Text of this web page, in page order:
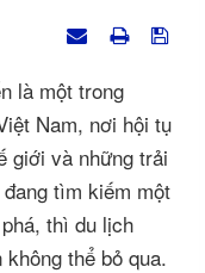
là một trong
Nam, nơi hội tụ
giới và những trải
tìm kiếm một
thì du lịch
thể bỏ qua.